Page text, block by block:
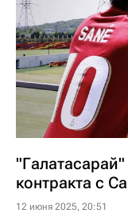
контракта с
12 июня 2025, 20:51